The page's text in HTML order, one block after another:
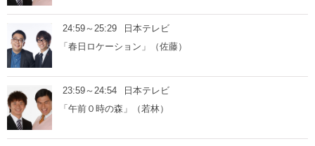
24:59～25:29
日本テレビ
「春日ロケーション」（佐藤）
23:59～24:54
日本テレビ
「午前０時の森」（若林）